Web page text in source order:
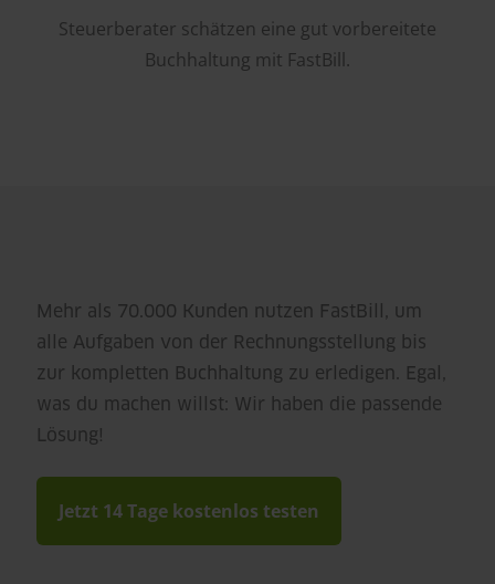
Steuerberater schätzen eine gut vorbereitete
Buchhaltung mit FastBill.
Mehr als 70.000 Kunden nutzen FastBill, um
alle Aufgaben von der Rechnungsstellung bis
zur kompletten Buchhaltung zu erledigen. Egal,
was du machen willst: Wir haben die passende
Lösung!
Jetzt 14 Tage kostenlos testen